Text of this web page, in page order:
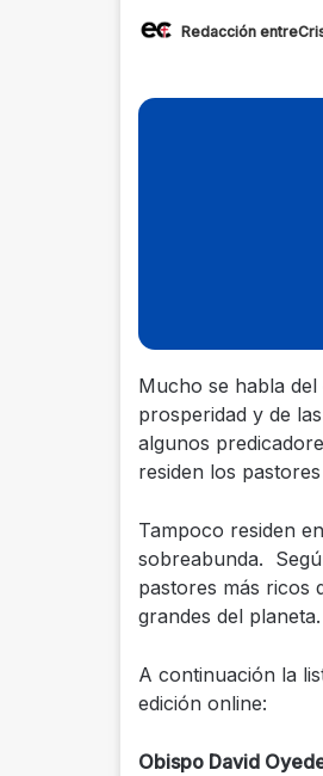
Redacción
Mucho se habla del
prosperidad y de
algunos
residen los
Tampoco residen
sobreabunda.
pastores más ricos
grandes del planeta.
A continuación la
edición online:
Obispo David